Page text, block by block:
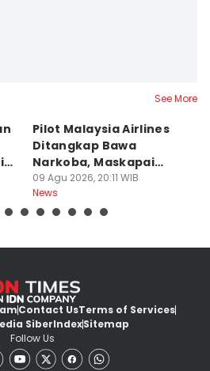
See More
Pilot Malaysia Airlines
Ditangkap Bawa
Narkoba, Maskapai
Perketat Tes
09 Agu 2026, 20:11 WIB
News
Contact UsTerms of Services
SiberIndexSitemap
Follow Us